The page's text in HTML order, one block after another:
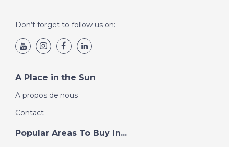
€179 900
Plus de Détails
Don’t forget to follow us on:
A Place in the Sun
A propos de nous
Contact
Popular Areas To Buy In...